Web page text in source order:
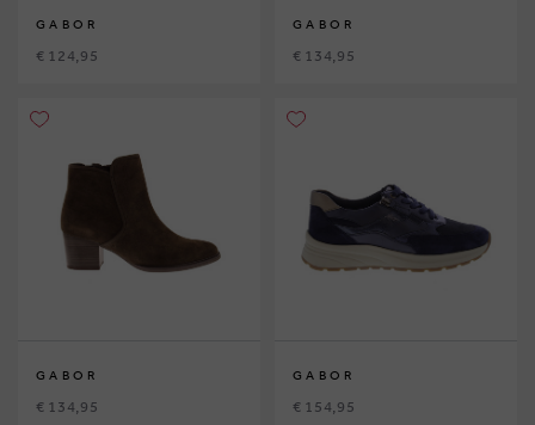
GABOR
€ 124,95
GABOR
€ 134,95
GABOR
€ 134,95
GABOR
€ 154,95